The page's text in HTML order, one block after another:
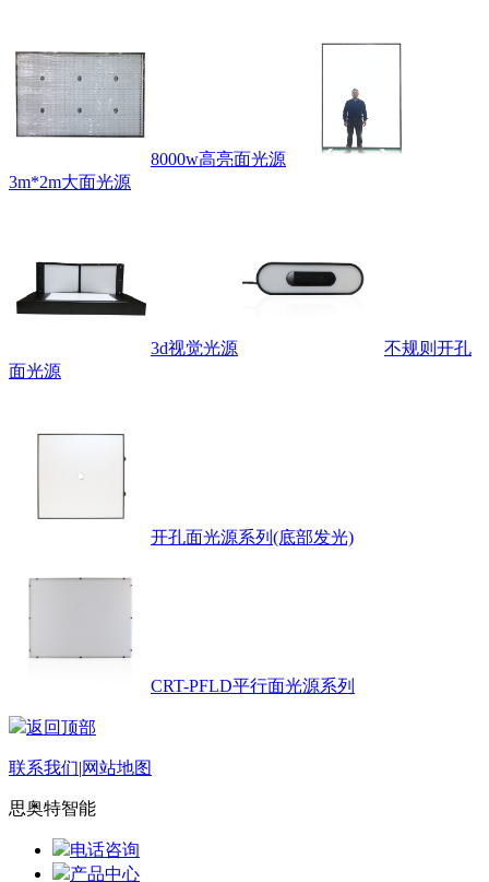
8000w高亮面光源
3m*2m大面光源
3d视觉光源
不规则开孔
面光源
开孔面光源系列(底部发光)
CRT-PFLD平行面光源系列
返回顶部
联系我们|网站地图
思奥特智能
电话咨询
产品中心